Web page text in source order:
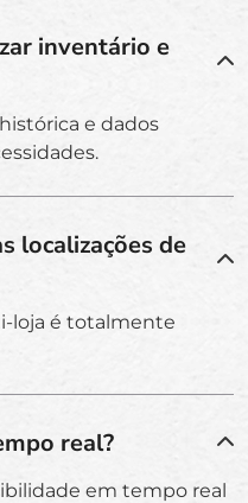
inventário e
e dados
localizações de
loja é totalmente
real?
em tempo real